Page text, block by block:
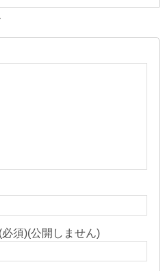
須)(公開しません)